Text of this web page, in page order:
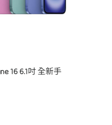
16 6.1吋 全新手